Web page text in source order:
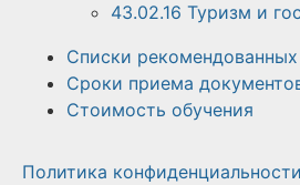
43.02.16 Туризм и
Списки
Сроки приема
Стоимость обучения
Политика конфиденциальности